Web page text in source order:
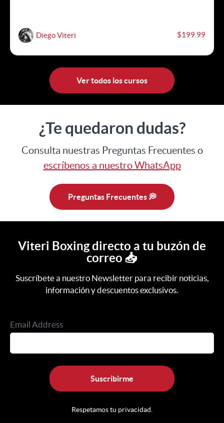
Diego Viteri $199.99
Ver todos los cursos
¿Te quedaron dudas?
Consulta nuestras Preguntas Frecuentes o
escríbenos a nuestro WhatsApp
Preguntas Frecuentes 💭
Viteri Boxing directo a tu buzón de
correo 📥
Suscríbete a nuestro Newsletter para recibir noticias,
información y descuentos exclusivos.
Email Address
Suscribirme
Respetamos tu privacidad.